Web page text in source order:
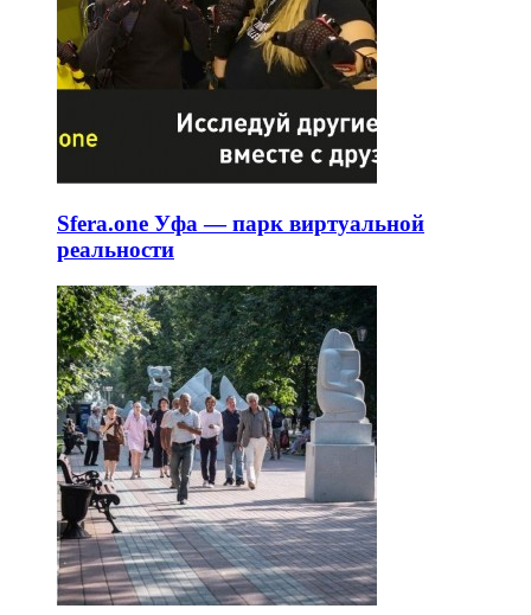
Sfera.one Уфа — парк виртуальной
реальности